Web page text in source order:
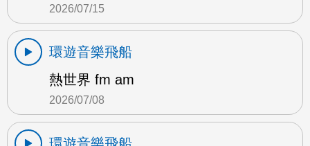
2026/07/15
環遊音樂飛船
熱世界 fm am
2026/07/08